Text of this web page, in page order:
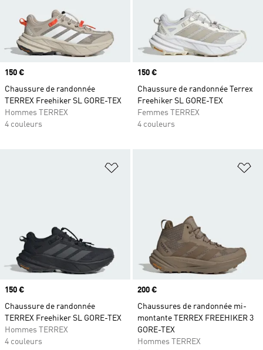
Prix
150 €
Chaussure de randonnée
TERREX Freehiker SL GORE-TEX
Hommes TERREX
4 couleurs
Prix
150 €
Chaussure de randonnée Terrex
Freehiker SL GORE-TEX
Femmes TERREX
4 couleurs
Ajouter à la Liste de produits
Prix
150 €
Chaussure de randonnée
TERREX Freehiker SL GORE-TEX
Hommes TERREX
4 couleurs
Prix
200 €
Chaussures de randonnée mi-
montante TERREX FREEHIKER 3
GORE-TEX
Hommes TERREX